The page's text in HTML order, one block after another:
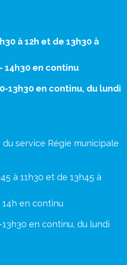
à 12h et de 13h30 à
14h30 en continu
13h30 en continu, du lundi
du service Régie municipale
à 11h30 et de 13h45 à
14h en continu
en continu, du lundi